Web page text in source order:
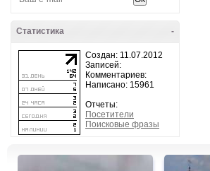
-
Статистика
Создан: 11.07.2012
Записей:
Комментариев:
Написано: 15961
Отчеты:
Посетители
Поисковые фразы